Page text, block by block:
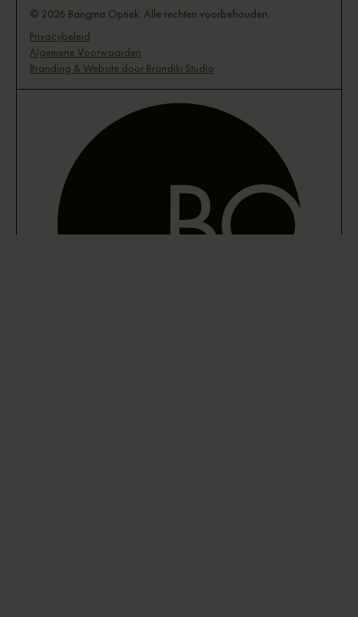
© 2026 Bangma Optiek. Alle rechten voorbehouden.
Privacybeleid
Algemene Voorwaarden
Branding & Website door Brandiki Studio